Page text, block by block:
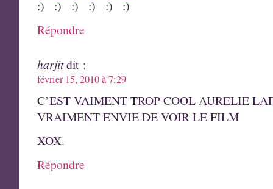
Répondre
harjitdit :
février 15, 2010 à 7:29
C’EST VAIMENT TROP COOL AURELIE
VRAIMENT ENVIE DE VOIR LE FILM
XOX.
Répondre